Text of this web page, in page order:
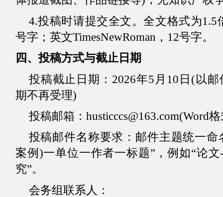
4.投稿时请提交全文。全文格式为1.5
号字 ； 英文TimesNewRoman，12号字。
四、投稿方式与截止日期
投稿截止日期： 2026年5月10日(以
期不再受理)
投稿邮箱： husticccs@163.com(Word
投稿邮件名称要求：邮件主题统一命
案例)一单位一作者一标题”，例如“论
究”。
会务组联系人：